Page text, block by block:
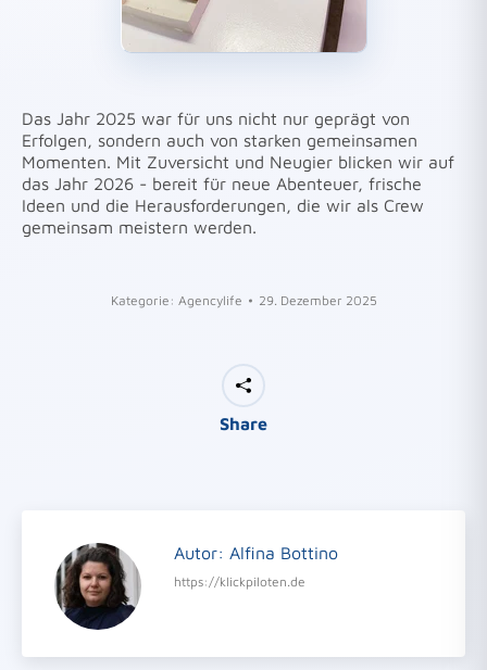
Das Jahr 2025 war für uns nicht nur geprägt von
Erfolgen, sondern auch von starken gemeinsamen
Momenten. Mit Zuversicht und Neugier blicken wir auf
das Jahr 2026 - bereit für neue Abenteuer, frische
Ideen und die Herausforderungen, die wir als Crew
gemeinsam meistern werden.
Kategorie: Agencylife 29. Dezember 2025
Share
Autor: Alfina Bottino
https://klickpiloten.de